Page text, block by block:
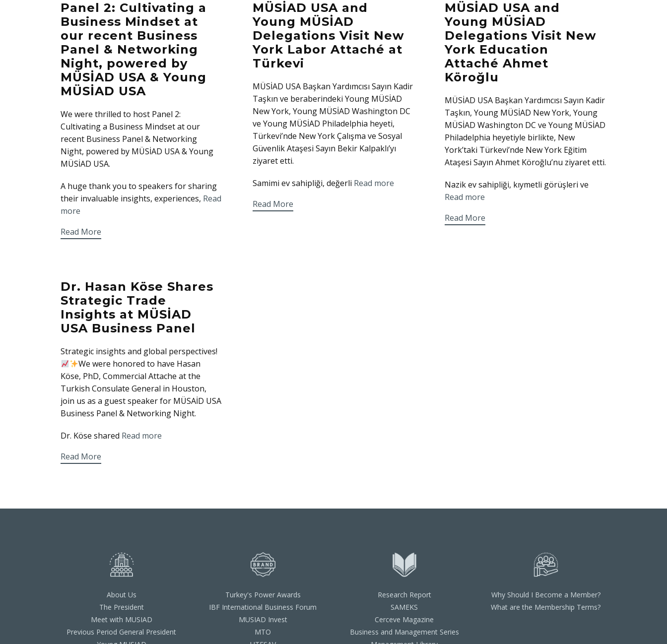
Panel 2: Cultivating a
Business Mindset at
our recent Business
Panel & Networking
Night, powered by
MÜSİAD USA & Young
MÜSİAD USA
We were thrilled to host Panel 2:
Cultivating a Business Mindset at our
recent Business Panel & Networking
Night, powered by MÜSİAD USA & Young
MÜSİAD USA.
A huge thank you to speakers for sharing
their invaluable insights, experiences, Read
more
Read More
MÜSİAD USA and
Young MÜSİAD
Delegations Visit New
York Labor Attaché at
Türkevi
MÜSİAD USA Başkan Yardımcısı Sayın Kadir
Taşkın ve beraberindeki Young MÜSİAD
New York, Young MÜSİAD Washington DC
ve Young MÜSİAD Philadelphia heyeti,
Türkevi’nde New York Çalışma ve Sosyal
Güvenlik Ataşesi Sayın Bekir Kalpaklı’yı
ziyaret etti.
Samimi ev sahipliği, değerli Read more
Read More
MÜSİAD USA and
Young MÜSİAD
Delegations Visit New
York Education
Attaché Ahmet
Köroğlu
MÜSİAD USA Başkan Yardımcısı Sayın Kadir
Taşkın, Young MÜSİAD New York, Young
MÜSİAD Washington DC ve Young MÜSİAD
Philadelphia heyetiyle birlikte, New
York’taki Türkevi’nde New York Eğitim
Ataşesi Sayın Ahmet Köroğlu’nu ziyaret etti.
Nazik ev sahipliği, kıymetli görüşleri ve
Read more
Read More
Dr. Hasan Köse Shares
Strategic Trade
Insights at MÜSİAD
USA Business Panel
Strategic insights and global perspectives!
We were honored to have Hasan
Köse, PhD, Commercial Attache at the
Turkish Consulate General in Houston,
join us as a guest speaker for MÜSAİD USA
Business Panel & Networking Night.
Dr. Köse shared Read more
Read More
About Us
The President
Meet with MUSIAD
Previous Period General President
Turkey's Power Awards
IBF International Business Forum
MUSIAD Invest
MTO
Research Report
SAMEKS
Cerceve Magazine
Business and Management Series
Why Should I Become a Member?
What are the Membership Terms?